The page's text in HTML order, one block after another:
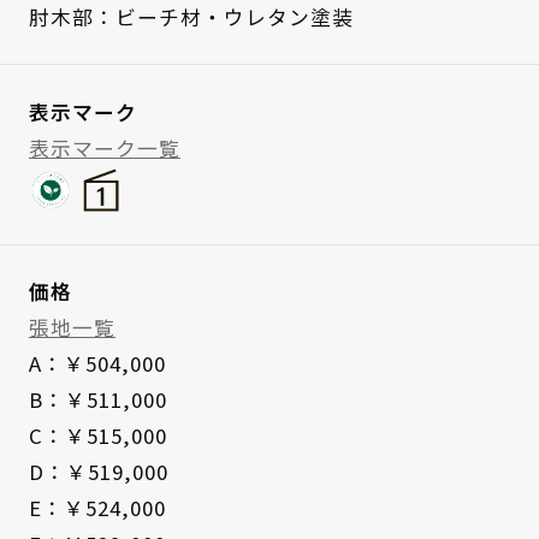
肘木部：ビーチ材・ウレタン塗装
表示マーク
表示マーク一覧
価格
張地一覧
A：￥504,000
B：￥511,000
C：￥515,000
D：￥519,000
E：￥524,000